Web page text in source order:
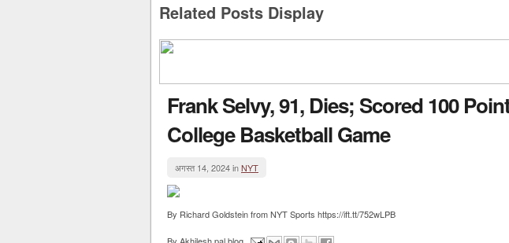
Related Posts Display
Frank Selvy, 91, Dies; Scored 100
College Basketball Game
अगस्त 14, 2024 inNYT
By Richard Goldstein from NYT Sports https://ift.tt/752wLPB